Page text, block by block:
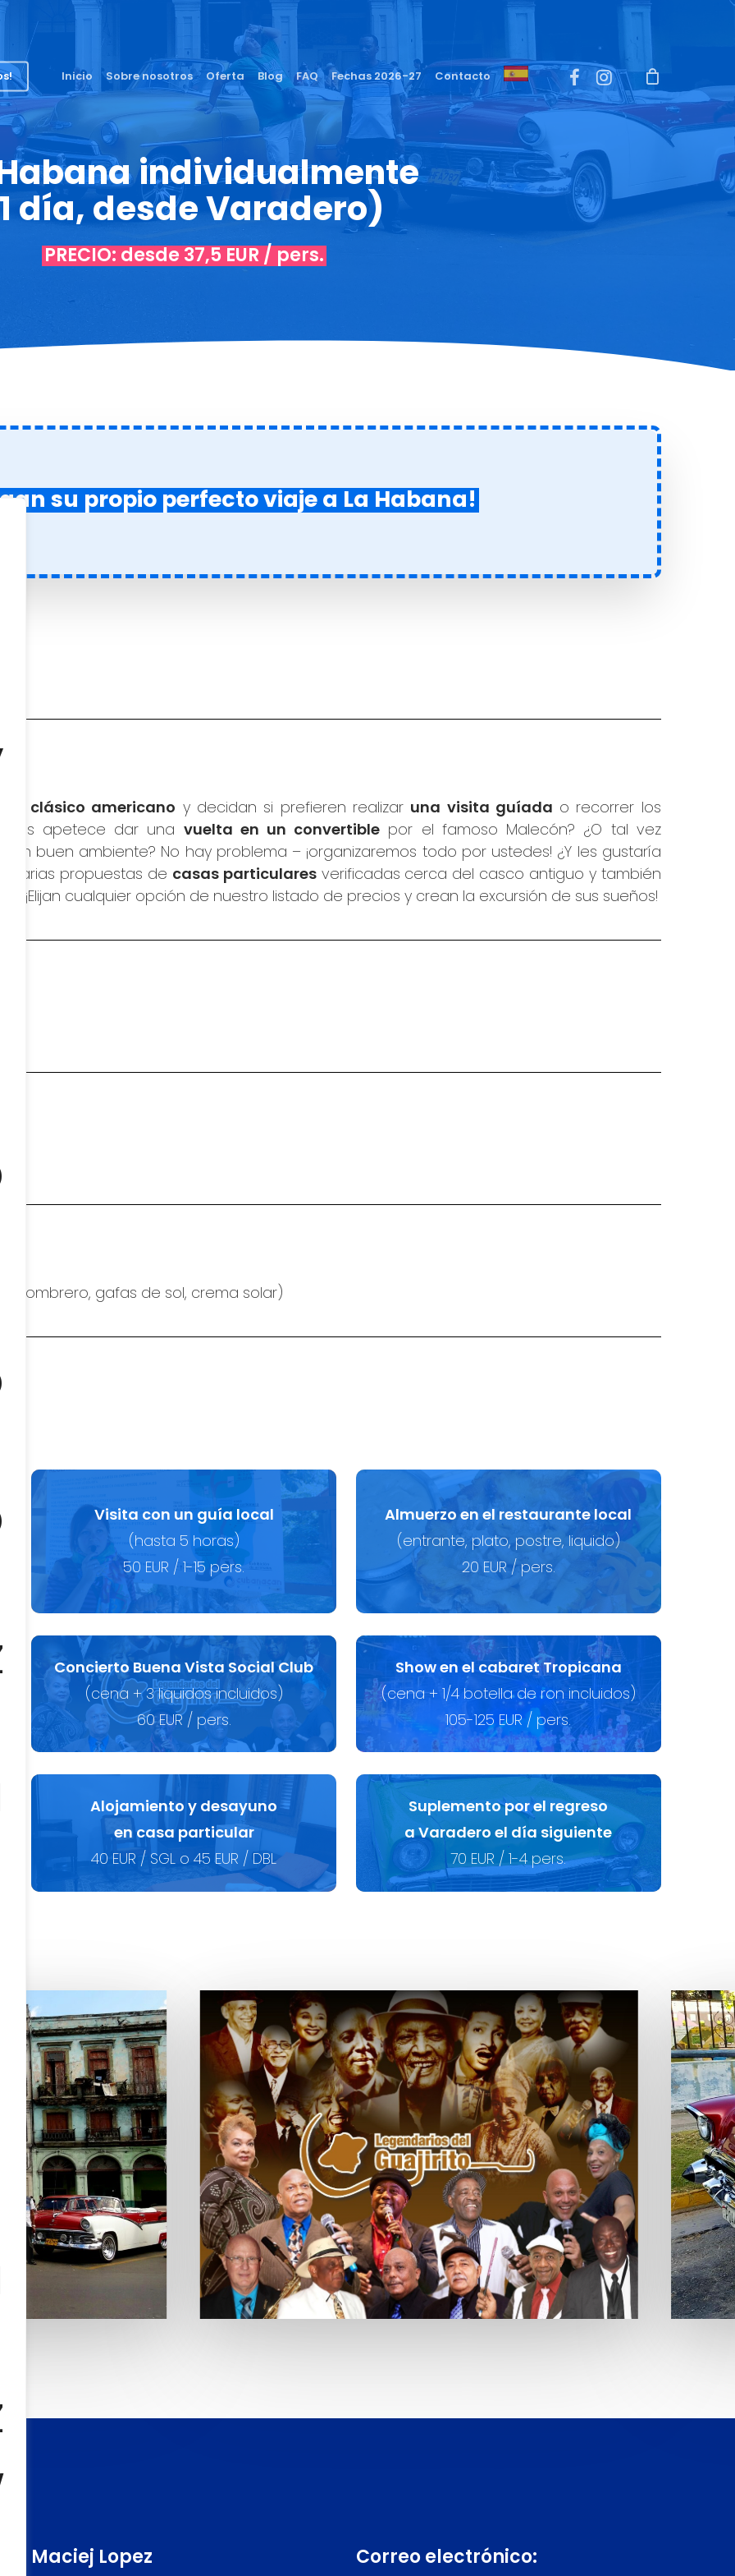
Inicio Sobre nosotros Oferta Blog FAQ Fechas 2026-27 Contacto facebookinstagram
individualmente
día, desde Varadero)
PRECIO: desde 37,5 EUR / pers.
su propio perfecto viaje a La Habana!
clásico americano y decidan si prefieren realizar una visita guíada o recorrer los
apetece dar una vuelta en un convertible por el famoso Malecón? ¿O tal vez
buen ambiente? No hay problema – ¡organizaremos todo por ustedes! ¿Y les gustaría
varias propuestas de casas particularesverificadas cerca del casco antiguo y también
¡Elijan cualquier opción de nuestro listado de precios y crean la excursión de sus sueños!
sombrero, gafas de sol, crema solar)
Visita con un guía local
(hasta 5 horas)
50 EUR / 1-15 pers.
Almuerzo en el restaurante local
(entrante, plato, postre, liquido)
20 EUR / pers.
Concierto Buena Vista Social Club
(cena + 3 liquidos incluidos)
60 EUR / pers.
Show en el cabaret Tropicana
(cena + 1/4 botella de ron incluidos)
105-125 EUR / pers.
Alojamiento y desayuno
en casa particular
40 EUR / SGL o 45 EUR / DBL
Suplemento por el regreso
a Varadero el día siguiente
70 EUR / 1-4 pers.
Maciej Lopez Correo electrónico:
Menu